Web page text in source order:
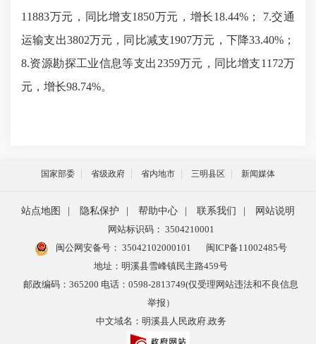
11883万元，同比增支1850万元，增长18.44%； 7.交通
运输支出3802万元，同比减支1907万元，下降33.40%；
8.资源勘探工业信息等支出2359万元，同比增支1172万
元，增长98.74%。
国家部委 省级政府 省内地市 三明县区 新闻媒体
站点地图 隐私保护 帮助中心 联系我们
网站说明
网站标识码： 3504210001
闽公网安备号： 35042102000101
闽ICP备11002485号
地址：明溪县雪峰镇民主路459号
邮政编码：365200 电话：0598-2813749(仅受理网站违法和不良信息
举报）
中文域名：明溪县人民政府.政务